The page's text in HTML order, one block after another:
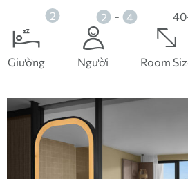
2
Giường
2 - 4
Người Room